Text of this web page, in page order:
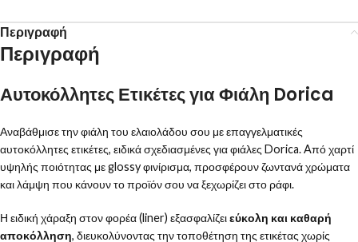
Περιγραφή
Περιγραφή
Αυτοκόλλητες Ετικέτες για Φιάλη Dorica
Αναβάθμισε την φιάλη του ελαιολάδου σου με επαγγελματικές
αυτοκόλλητες ετικέτες, ειδικά σχεδιασμένες για φιάλες Dorica. Aπό χαρτί
υψηλής ποιότητας με glossy φινίρισμα, προσφέρουν ζωντανά χρώματα
και λάμψη που κάνουν το προϊόν σου να ξεχωρίζει στο ράφι.
Η ειδική χάραξη στον φορέα (liner) εξασφαλίζειεύκολη και καθαρή
αποκόλληση, διευκολύνοντας την τοποθέτηση της ετικέτας χωρίς